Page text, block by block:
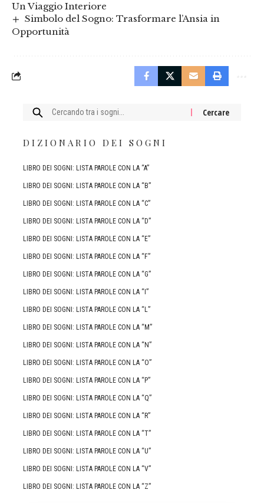
Un Viaggio Interiore
Simbolo del Sogno: Trasformare l’Ansia in
Opportunità
Cercare:
DIZIONARIO DEI SOGNI
LIBRO DEI SOGNI: LISTA PAROLE CON LA “A”
LIBRO DEI SOGNI: LISTA PAROLE CON LA “B”
LIBRO DEI SOGNI: LISTA PAROLE CON LA “C”
LIBRO DEI SOGNI: LISTA PAROLE CON LA “D”
LIBRO DEI SOGNI: LISTA PAROLE CON LA “E”
LIBRO DEI SOGNI: LISTA PAROLE CON LA “F”
LIBRO DEI SOGNI: LISTA PAROLE CON LA “G”
LIBRO DEI SOGNI: LISTA PAROLE CON LA “I”
LIBRO DEI SOGNI: LISTA PAROLE CON LA “L”
LIBRO DEI SOGNI: LISTA PAROLE CON LA “M”
LIBRO DEI SOGNI: LISTA PAROLE CON LA “N”
LIBRO DEI SOGNI: LISTA PAROLE CON LA “O”
LIBRO DEI SOGNI: LISTA PAROLE CON LA “P”
LIBRO DEI SOGNI: LISTA PAROLE CON LA “Q”
LIBRO DEI SOGNI: LISTA PAROLE CON LA “R”
LIBRO DEI SOGNI: LISTA PAROLE CON LA “T”
LIBRO DEI SOGNI: LISTA PAROLE CON LA “U”
LIBRO DEI SOGNI: LISTA PAROLE CON LA “V”
LIBRO DEI SOGNI: LISTA PAROLE CON LA “Z”